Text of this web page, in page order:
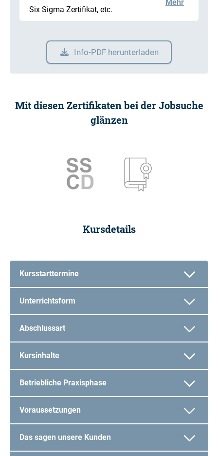
Six Sigma Zertifikat, etc.
Mehr
Info-PDF herunterladen
Mit diesen Zertifikaten bei der Jobsuche
glänzen
Kursdetails
Kursstarttermine
Unterrichtsform
Abschlussart
Kursinhalte
Betriebliche Praxisphase
Voraussetzungen
Das sagen unsere Kunden